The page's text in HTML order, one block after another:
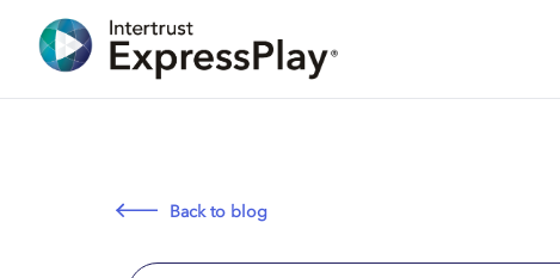
Back to blog